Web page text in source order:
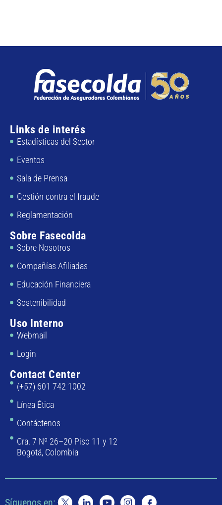
Links de interés
Estadísticas del Sector
Eventos
Sala de Prensa
Gestión contra el fraude
Reglamentación
Sobre Fasecolda
Sobre Nosotros
Compañías Afiliadas
Educación Financiera
Sostenibilidad
Uso Interno
Webmail
Login
Contact Center
(+57) 601 742 1002
Línea Ética
Contáctenos
Cra. 7 Nº 26–20 Piso 11 y 12
Bogotá, Colombia
Síguenos en: